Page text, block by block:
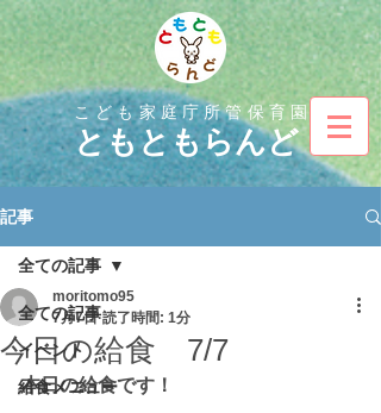
こども家庭庁所管保育園
ともともらんど
記事
全ての記事
イベント
給食メニュー
全ての記事
今日の給食 7/7
moritomo95
7月7日 読了時間: 1分
本日の給食です！